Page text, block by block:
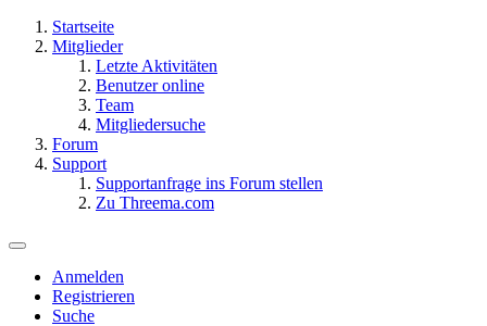
Startseite
Mitglieder
Letzte Aktivitäten
Benutzer online
Team
Mitgliedersuche
Forum
Support
Supportanfrage ins Forum stellen
Zu Threema.com
Anmelden
Registrieren
Suche